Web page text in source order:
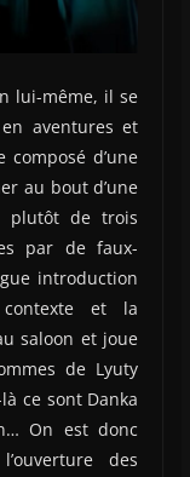
lui-même, il se
aventures et
d’une
au bout d’une
plutôt de trois
par de faux-
introduction
et la
saloon et joue
de Lyuty
ce sont Danka
On est donc
des